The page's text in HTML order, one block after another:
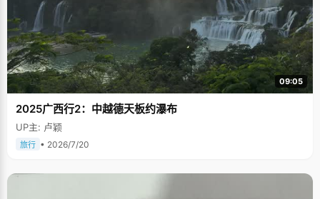
09:05
2025广西行2：中越德天板约瀑布
UP主: 卢颖
旅行 • 2026/7/20